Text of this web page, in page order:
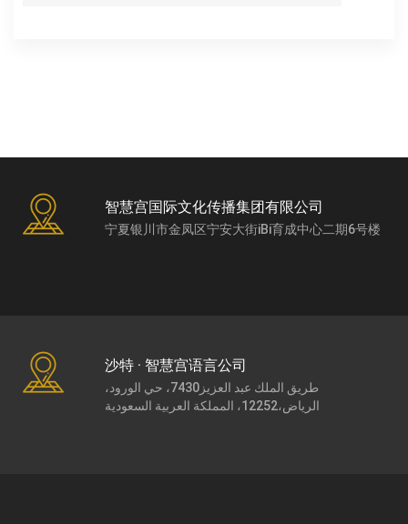
智慧宫国际文化传播集团有限公司
宁夏银川市金凤区宁安大街iBi育成中心二期6号楼
沙特 · 智慧宫语言公司
طريق الملك عبد العزيز7430، حي الورود،
الرياض،12252، المملكة العربية السعودية